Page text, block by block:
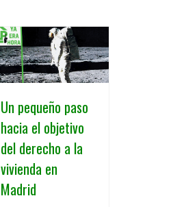
Un pequeño paso
hacia el objetivo
del derecho a la
vivienda en
Madrid